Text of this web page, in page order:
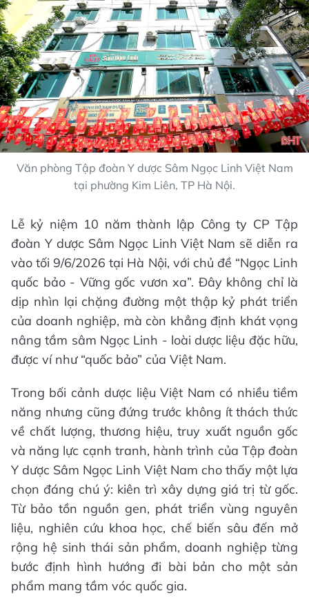
Văn phòng Tập đoàn Y dược Sâm Ngọc Linh Việt Nam
tại phường Kim Liên, TP Hà Nội.
Lễ kỷ niệm 10 năm thành lập Công ty CP Tập
đoàn Y dược Sâm Ngọc Linh Việt Nam sẽ diễn ra
vào tối 9/6/2026 tại Hà Nội, với chủ đề “Ngọc Linh
quốc bảo - Vững gốc vươn xa”. Đây không chỉ là
dịp nhìn lại chặng đường một thập kỷ phát triển
của doanh nghiệp, mà còn khẳng định khát vọng
nâng tầm sâm Ngọc Linh - loài dược liệu đặc hữu,
được ví như “quốc bảo” của Việt Nam.
Trong bối cảnh dược liệu Việt Nam có nhiều tiềm
năng nhưng cũng đứng trước không ít thách thức
về chất lượng, thương hiệu, truy xuất nguồn gốc
và năng lực cạnh tranh, hành trình của Tập đoàn
Y dược Sâm Ngọc Linh Việt Nam cho thấy một lựa
chọn đáng chú ý: kiên trì xây dựng giá trị từ gốc.
Từ bảo tồn nguồn gen, phát triển vùng nguyên
liệu, nghiên cứu khoa học, chế biến sâu đến mở
rộng hệ sinh thái sản phẩm, doanh nghiệp từng
bước định hình hướng đi bài bản cho một sản
phẩm mang tầm vóc quốc gia.